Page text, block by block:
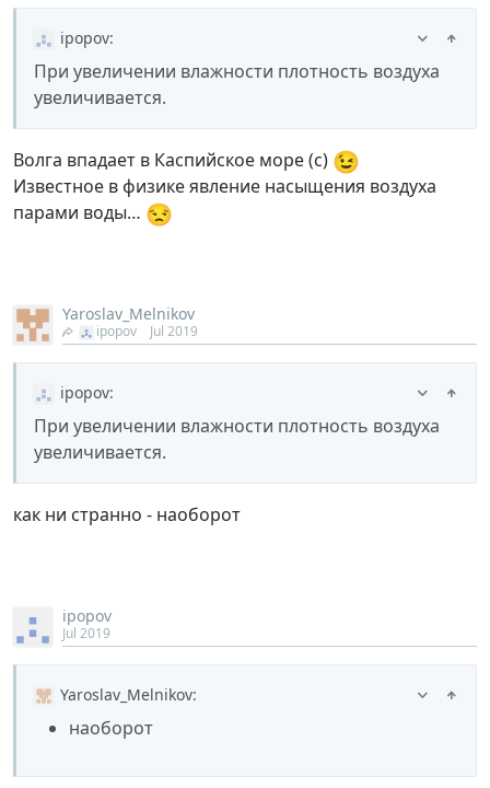
ipopov:
При увеличении влажности плотность воздуха
увеличивается.
Волга впадает в Каспийское море (с) 😉
Известное в физике явление насыщения воздуха
парами воды… 😒
Yaroslav_Melnikov
ipopov Jul 2019
ipopov:
При увеличении влажности плотность воздуха
увеличивается.
как ни странно - наоборот
ipopov
Jul 2019
Yaroslav_Melnikov:
наоборот